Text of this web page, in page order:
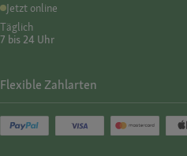
Jetzt online
Täglich
7 bis 24 Uhr
Flexible Zahlarten